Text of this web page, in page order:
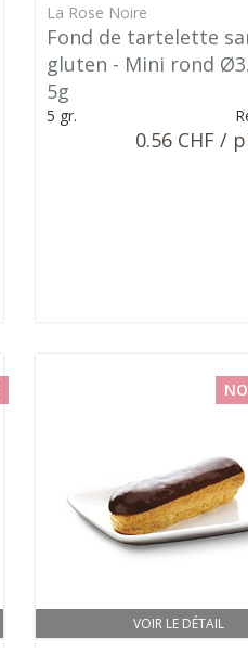
La Rose Noire
Fond de tartelette
gluten - Mini rond
5g
5 gr.
0.56 CHF /
VOIR LE DÉTAIL